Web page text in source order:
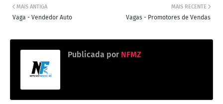
MAIS RECENTE
Vagas - Promotores de Vendas
MAIS ANTIGA
Vaga - Vendedor Auto
Publicada por NFMZ